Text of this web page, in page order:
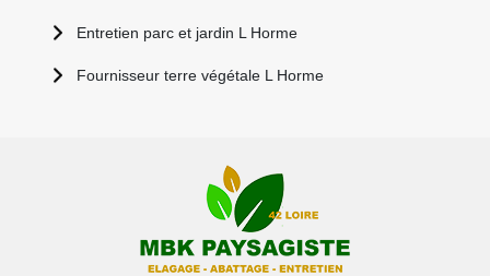
Entretien parc et jardin L Horme
Fournisseur terre végétale L Horme